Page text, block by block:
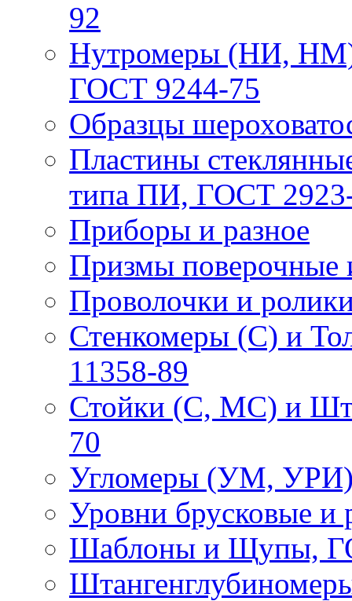
92
Нутромеры (НИ,
ГОСТ 9244-75
Образцы
Пластины
типа ПИ, ГОСТ
Приборы и разное
Призмы поверочные
Проволочки и
Стенкомеры (С) и
11358-89
Стойки (С, МС) и
70
Угломеры (УМ,
Уровни брусковые
Шаблоны и Щупы,